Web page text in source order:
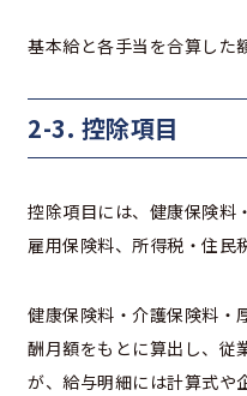
基本給と各手当を合算した
2-3. 控除項目
控除項目には、健康保険料
雇用保険料、所得税・住民
健康保険料・介護保険料・
酬月額をもとに算出し、従
が、給与明細には計算式や